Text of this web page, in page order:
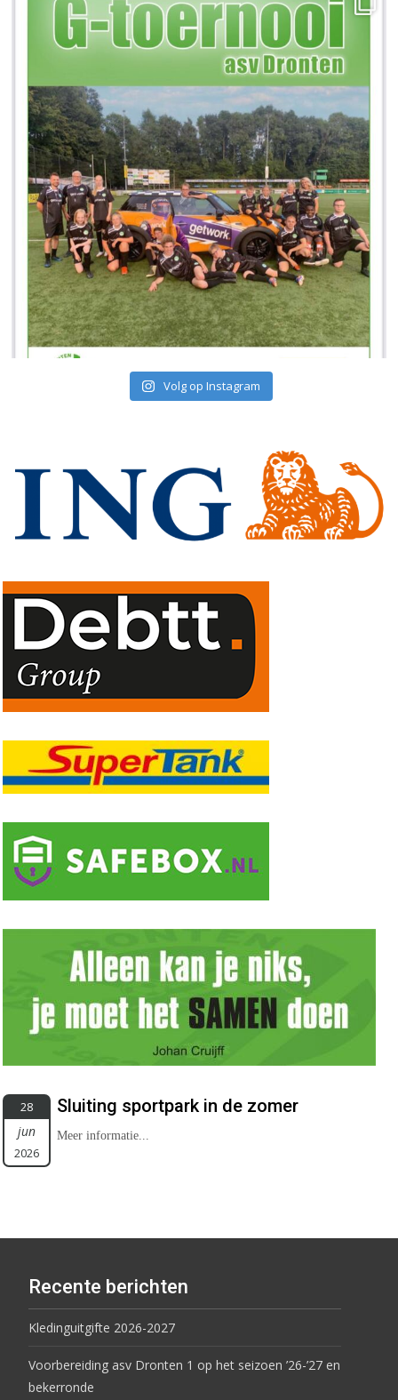
Volg op Instagram
28
jun
2026
Sluiting sportpark in de zomer
Meer informatie...
Recente berichten
Kledinguitgifte 2026-2027
Voorbereiding asv Dronten 1 op het seizoen ’26-’27 en
bekerronde